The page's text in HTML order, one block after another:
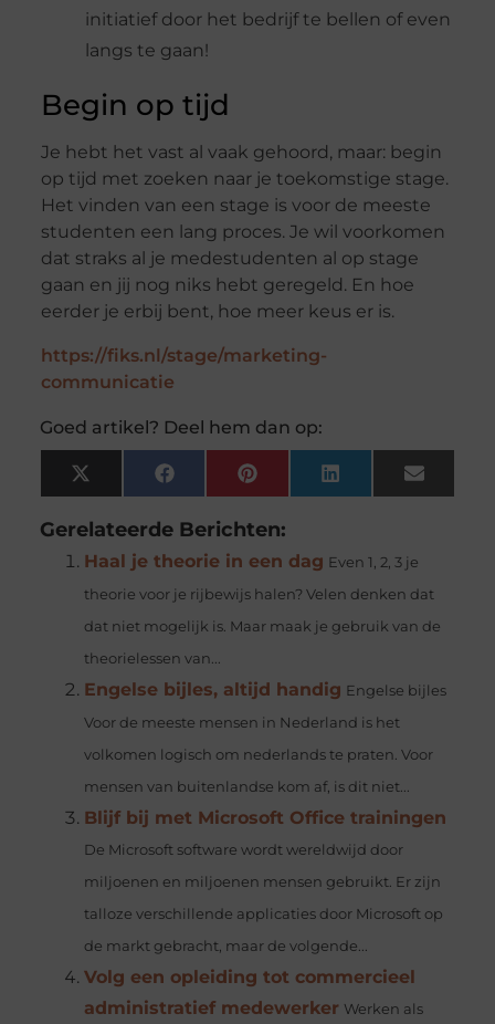
initiatief door het bedrijf te bellen of even
langs te gaan!
Begin op tijd
Je hebt het vast al vaak gehoord, maar: begin
op tijd met zoeken naar je toekomstige stage.
Het vinden van een stage is voor de meeste
studenten een lang proces. Je wil voorkomen
dat straks al je medestudenten al op stage
gaan en jij nog niks hebt geregeld. En hoe
eerder je erbij bent, hoe meer keus er is.
https://fiks.nl/stage/marketing-
communicatie
Goed artikel? Deel hem dan op:
X
(Twitter)
FacebookPinterest LinkedIn Email
Gerelateerde Berichten:
Haal je theorie in een dag Even 1, 2, 3 je
theorie voor je rijbewijs halen? Velen denken dat
dat niet mogelijk is. Maar maak je gebruik van de
theorielessen van...
Engelse bijles, altijd handig Engelse bijles
Voor de meeste mensen in Nederland is het
volkomen logisch om nederlands te praten. Voor
mensen van buitenlandse kom af, is dit niet...
Blijf bij met Microsoft Office trainingen
De Microsoft software wordt wereldwijd door
miljoenen en miljoenen mensen gebruikt. Er zijn
talloze verschillende applicaties door Microsoft op
de markt gebracht, maar de volgende...
Volg een opleiding tot commercieel
administratief medewerker Werken als